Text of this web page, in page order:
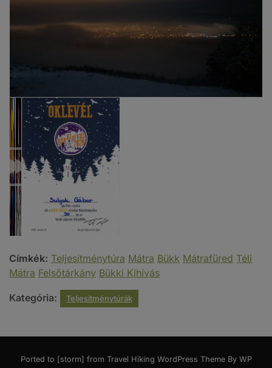
Címkék: Teljesítménytúra Mátra Bükk Mátrafüred Téli
Mátra Felsőtárkány Bükki Kihívás
Kategória: Teljesítménytúrák
Ported to [storm] from Travel Hiking WordPress Theme By WP